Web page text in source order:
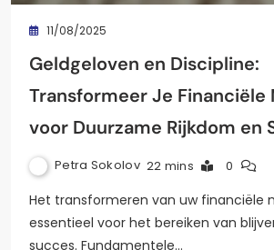
11/08/2025
Geldgeloven en Discipline:
Transformeer Je Financiële
voor Duurzame Rijkdom en
Petra Sokolov 22 mins 0
Het transformeren van uw financiële
essentieel voor het bereiken van
succes. Fundamentele…